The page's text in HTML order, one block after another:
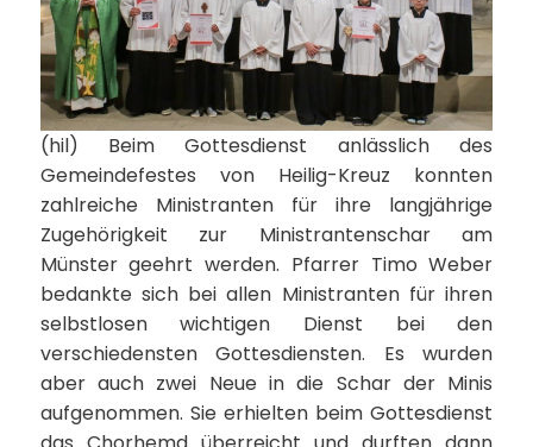
(hil) Beim Gottesdienst anlässlich des
Gemeindefestes von Heilig-Kreuz konnten
zahlreiche Ministranten für ihre langjährige
Zugehörigkeit zur Ministrantenschar am
Münster geehrt werden. Pfarrer Timo Weber
bedankte sich bei allen Ministranten für ihren
selbstlosen wichtigen Dienst bei den
verschiedensten Gottesdiensten. Es wurden
aber auch zwei Neue in die Schar der Minis
aufgenommen. Sie erhielten beim Gottesdienst